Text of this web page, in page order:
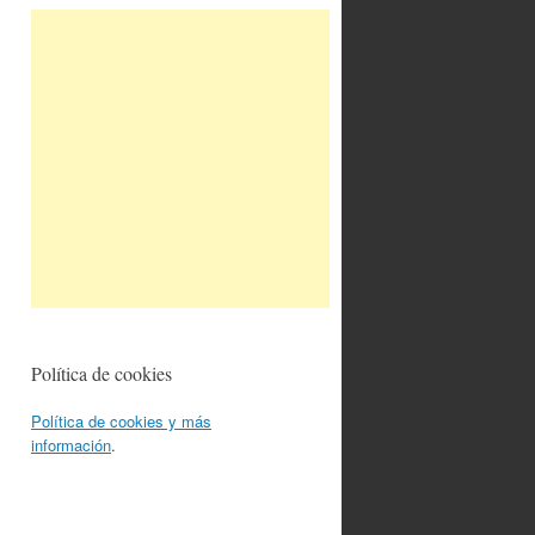
Política de cookies
Política de cookies y más
información.